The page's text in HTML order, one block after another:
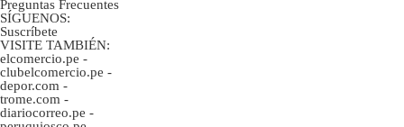
Preguntas Frecuentes
SÍGUENOS:
Suscríbete
VISITE TAMBIÉN:
elcomercio.pe -
clubelcomercio.pe -
depor.com -
trome.com -
diariocorreo.pe -